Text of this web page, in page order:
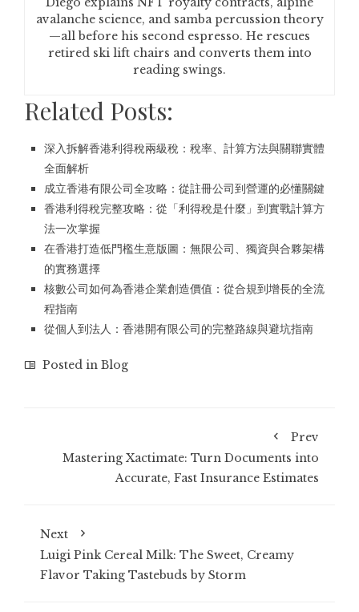
avalanche science, and samba percussion theory
—all before his second espresso. He rescues
retired ski lift chairs and converts them into
reading swings.
Related Posts:
深入拆解香港利得稅兩級稅：稅率、計算方法與關聯實體
全面解析
成立香港有限公司全攻略：從註冊公司到營運的必懂關鍵
香港利得稅完整攻略：從「利得稅是什麼」到實戰計算方
法一次掌握
在香港打造低門檻生意版圖：無限公司、獨資與合夥架構
的實務選擇
核數公司如何為香港企業創造價值：從合規到增長的全流
程指南
從個人到法人：香港開有限公司的完整路線與避坑指南
Posted in Blog
Prev
Mastering Xactimate: Turn Documents into
Accurate, Fast Insurance Estimates
Next
Luigi Pink Cereal Milk: The Sweet, Creamy
Flavor Taking Tastebuds by Storm